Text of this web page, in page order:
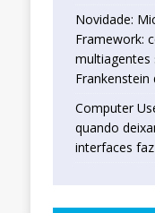
Novidade:
Framework:
multiagentes
Frankenstein
Computer
quando
interfaces